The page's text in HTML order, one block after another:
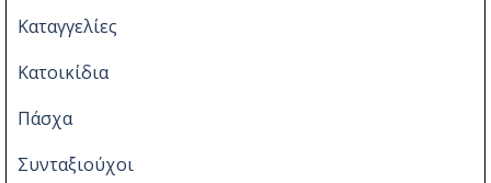
Καταγγελίες
Κατοικίδια
Πάσχα
Συνταξιούχοι